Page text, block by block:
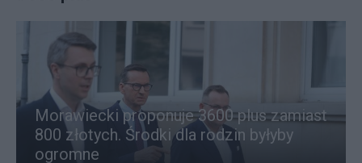
Morawiecki proponuje 3600 plus zamiast
800 złotych. Środki dla rodzin byłyby
ogromne